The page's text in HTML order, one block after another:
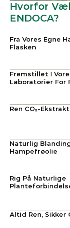
Hvorfor
ENDOCA?
Fra Vores Egne
Flasken
Fremstillet I
Laboratorier For
Ren CO₂-
Naturlig
Hampefrøolie
Rig På Naturlige
Altid Ren, Sikker